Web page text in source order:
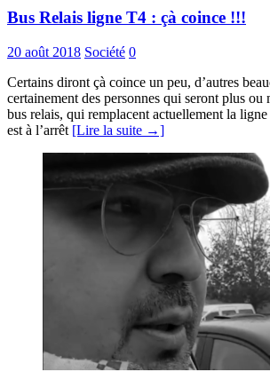
Bus Relais ligne T4 : çà coince !!!
20 août 2018 Société 0
Certains diront çà coince un peu, d’autres
certainement des personnes qui seront plus ou
bus relais, qui remplacent actuellement la
est à l’arrêt [Lire la suite →]